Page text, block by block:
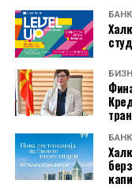
Во пакетот е
преку Халк
Дополнително,
електронско и
информирање,
готовина без
Со овие
насочена кон